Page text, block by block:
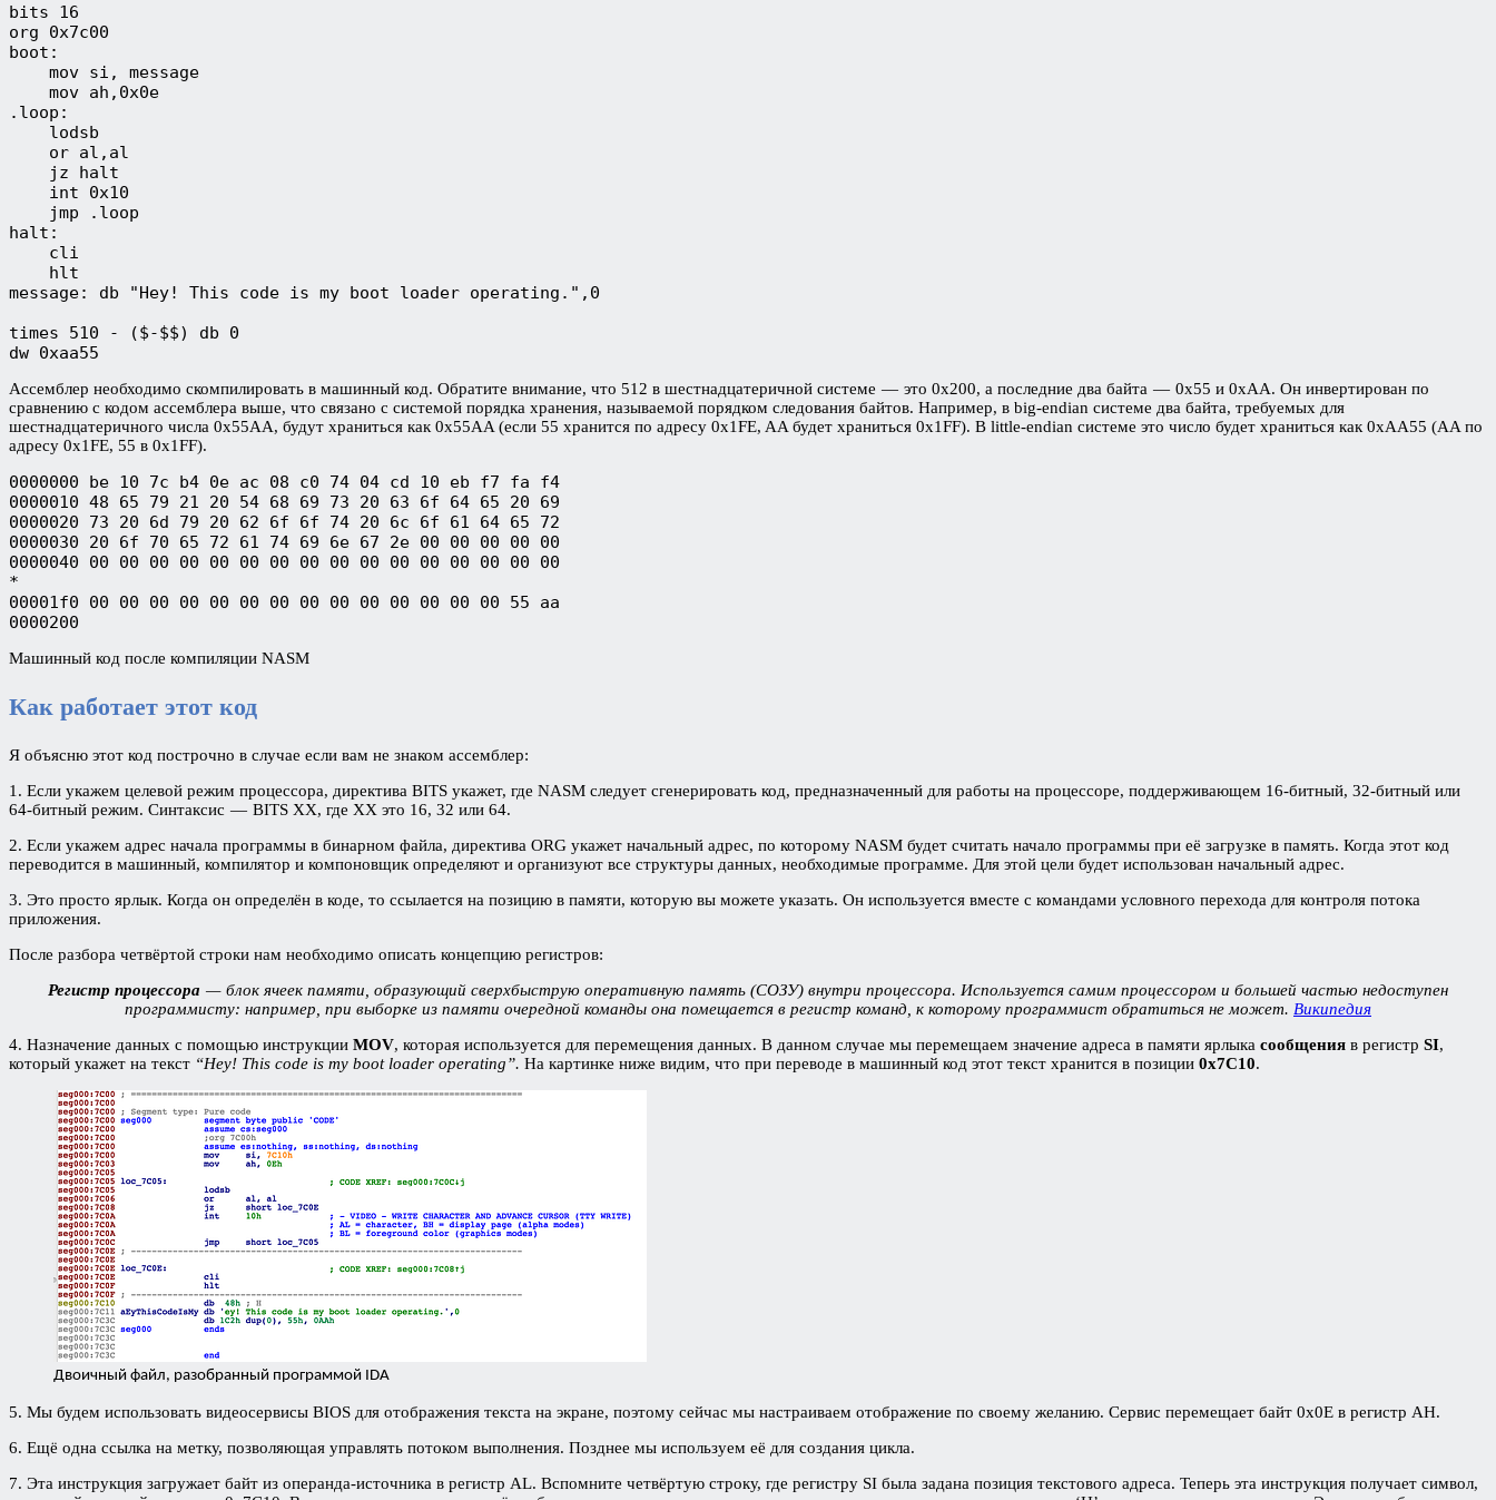
bits 16
org 0x7c00
boot:
    mov si, message
    mov ah,0x0e
.loop:
    lodsb
    or al,al
    jz halt
    int 0x10
    jmp .loop
halt:
    cli
    hlt
message: db "Hey! This code is my boot loader operating.",0
times 510 - ($-$$) db 0
dw 0xaa55
Ассемблер необходимо скомпилировать в машинный код. Обратите внимание, что 512 в шестнадцатеричной системе — это 0x200, а последние два байта — 0x55 и 0xAA. Он инвертирован по
сравнению с кодом ассемблера выше, что связано с системой порядка хранения, называемой порядком следования байтов. Например, в big-endian системе два байта, требуемых для
шестнадцатеричного числа 0x55AA, будут храниться как 0x55AA (если 55 хранится по адресу 0x1FE, AA будет храниться 0x1FF). В little-endian системе это число будет храниться как 0xAA55 (AA по
адресу 0x1FE, 55 в 0x1FF).
0000000 be 10 7c b4 0e ac 08 c0 74 04 cd 10 eb f7 fa f4
0000010 48 65 79 21 20 54 68 69 73 20 63 6f 64 65 20 69
0000020 73 20 6d 79 20 62 6f 6f 74 20 6c 6f 61 64 65 72
0000030 20 6f 70 65 72 61 74 69 6e 67 2e 00 00 00 00 00
0000040 00 00 00 00 00 00 00 00 00 00 00 00 00 00 00 00
*
00001f0 00 00 00 00 00 00 00 00 00 00 00 00 00 00 55 aa
0000200
Машинный код после компиляции NASM
Как работает этот код
Я объясню этот код построчно в случае если вам не знаком ассемблер:
1. Если укажем целевой режим процессора, директива BITS укажет, где NASM следует сгенерировать код, предназначенный для работы на процессоре, поддерживающем 16-битный, 32-битный или
64-битный режим. Синтаксис — BITS XX, где XX это 16, 32 или 64.
2. Если укажем адрес начала программы в бинарном файла, директива ORG укажет начальный адрес, по которому NASM будет считать начало программы при её загрузке в память. Когда этот код
переводится в машинный, компилятор и компоновщик определяют и организуют все структуры данных, необходимые программе. Для этой цели будет использован начальный адрес.
3. Это просто ярлык. Когда он определён в коде, то ссылается на позицию в памяти, которую вы можете указать. Он используется вместе с командами условного перехода для контроля потока
приложения.
После разбора четвёртой строки нам необходимо описать концепцию регистров:
Регистр процессора — блок ячеек памяти, образующий сверхбыструю оперативную память (СОЗУ) внутри процессора. Используется самим процессором и большей частью недоступен
программисту: например, при выборке из памяти очередной команды она помещается в регистр команд, к которому программист обратиться не может. Википедия
4. Назначение данных с помощью инструкции MOV, которая используется для перемещения данных. В данном случае мы перемещаем значение адреса в памяти ярлыка сообщения в регистр SI,
который укажет на текст “Hey! This code is my boot loader operating”. На картинке ниже видим, что при переводе в машинный код этот текст хранится в позиции 0x7C10.
Двоичный файл, разобранный программой IDA
5. Мы будем использовать видеосервисы BIOS для отображения текста на экране, поэтому сейчас мы настраиваем отображение по своему желанию. Сервис перемещает байт 0x0E в регистр AH.
6. Ещё одна ссылка на метку, позволяющая управлять потоком выполнения. Позднее мы используем её для создания цикла.
7. Эта инструкция загружает байт из операнда-источника в регистр AL. Вспомните четвёртую строку, где регистру SI была задана позиция текстового адреса. Теперь эта инструкция получает символ,